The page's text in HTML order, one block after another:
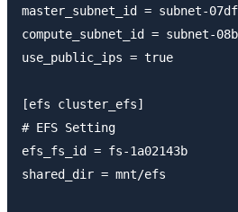
master_subnet_id = subnet-
compute_subnet_id = subnet-
use_public_ips = true
[efs cluster_efs]
# EFS Setting
efs_fs_id = fs-1a02143b
shared_dir = mnt/efs